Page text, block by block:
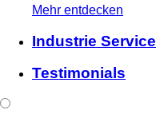
Mehr entdecken
Industrie Service
Testimonials